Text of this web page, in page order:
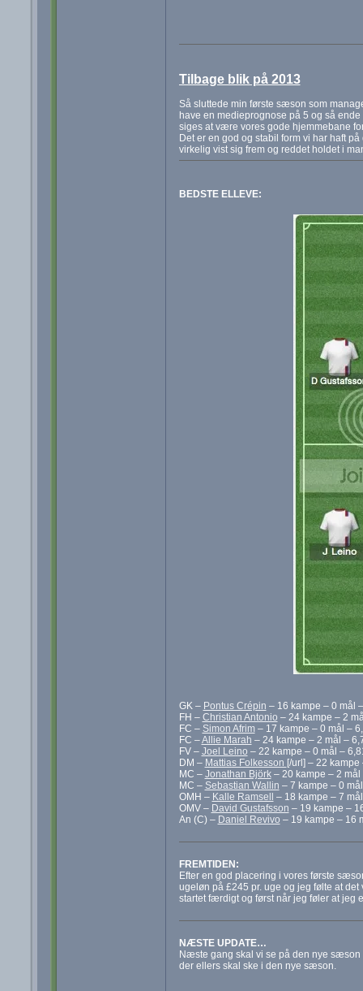
Tilbage blik på 2013
Så sluttede min første sæson som
have en medieprognose på 5 og så
siges at være vores gode hjemmebane
Det er en god og stabil form vi har haft
virkelig vist sig frem og reddet holdet i
BEDSTE ELLEVE:
GK – Pontus Crépin – 16 kampe – 0 mål
FH – Christian Antonio – 24 kampe – 2
FC – Simon Afrim– 17 kampe – 0 mål –
FC –Allie Marah – 24 kampe – 2 mål –
FV – Joel Leino – 22 kampe – 0 mål –
DM – Mattias Folkesson [/url] – 22
MC – Jonathan Björk– 20 kampe – 2 mål
MC – Sebastian Wallin – 7 kampe – 0
OMH – Kalle Ramsell – 18 kampe – 7
OMV – David Gustafsson – 19 kampe –
An (C) – Daniel Revivo – 19 kampe – 16
FREMTIDEN:
Efter en god placering i vores første
ugeløn på £245 pr. uge og jeg følte at
startet færdigt og først når jeg føler at jeg
NÆSTE UPDATE…
Næste gang skal vi se på den nye sæson
der ellers skal ske i den nye sæson.